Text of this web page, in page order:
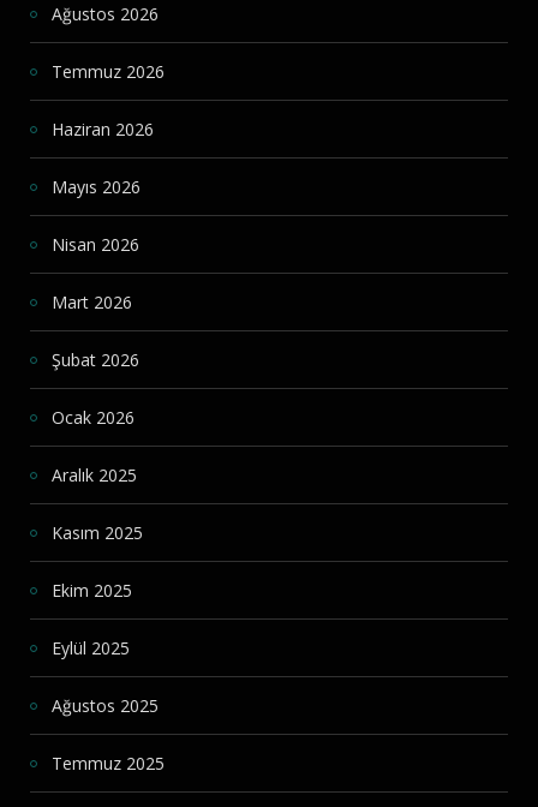
Ağustos 2026
Temmuz 2026
Haziran 2026
Mayıs 2026
Nisan 2026
Mart 2026
Şubat 2026
Ocak 2026
Aralık 2025
Kasım 2025
Ekim 2025
Eylül 2025
Ağustos 2025
Temmuz 2025